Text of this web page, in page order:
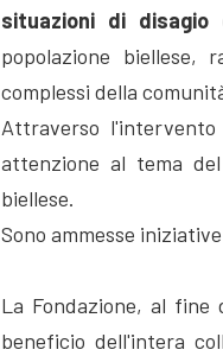
situazioni di disagio
popolazione
complessi della
Attraverso
attenzione al tema
biellese.
Sono ammesse
La Fondazione, al
beneficio dell'intera